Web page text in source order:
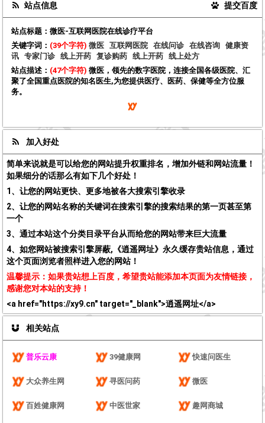
站点信息 提交百度
站点标题： 微医-互联网医院在线诊疗平台
关键字词： (39个字符) 微医 互联网医院 在线问诊 在线咨询 健康资
讯 专家门诊 线上开药 复诊购药 线上开药 线上处方
站点描述： (47个字符) 微医，领先的数字医院，连接全国各级医院、汇
聚了全国重点医院的知名医生,为您提供医疗、医药、保健等全方位服
务。
加入好处
简单来说就是可以给您的网站提升权重排名，增加外链和网站流量！
如果细分的话那么有如下几个好处！
1、让您的网站更快、更多地被各大搜索引擎收录
2、让您的网站名称的关键词在搜索引擎的搜索结果的第一页甚至第
一个
3、通过本站这个分类目录平台从而给您的网站带来巨大流量
4、如您网站被搜索引擎屏蔽,《逍遥网址》永久缓存贵站信息，通过
这个页面浏览者照样进入您的网站！
温馨提示：如果贵站想上百度，希望贵站能添加本页面为友情链接，
感谢您对本站的支持！
<a href="https://xy9.cn" target="_blank">逍遥网址</a>
相关站点
普乐云康 39健康网 快速问医生
大众养生网 寻医问药 微医
百姓健康网 中医世家 趣网商城